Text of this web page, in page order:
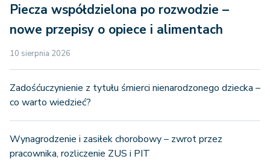
Piecza współdzielona po rozwodzie –
nowe przepisy o opiece i alimentach
10 sierpnia 2026
Zadośćuczynienie z tytułu śmierci nienarodzonego dziecka –
co warto wiedzieć?
Wynagrodzenie i zasiłek chorobowy – zwrot przez
pracownika, rozliczenie ZUS i PIT